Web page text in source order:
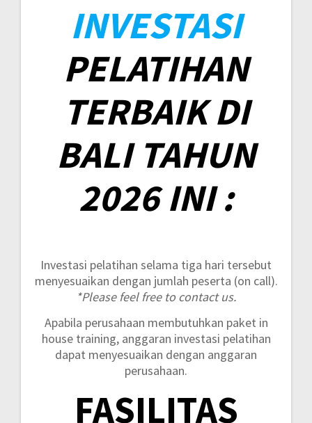
INVESTASI
PELATIHAN
TERBAIK DI
BALI TAHUN
2026 INI :
Investasi pelatihan selama tiga hari tersebut
menyesuaikan dengan jumlah peserta (on call).
*Please feel free to contact us.
Apabila perusahaan membutuhkan paket in
house training, anggaran investasi pelatihan
dapat menyesuaikan dengan anggaran
perusahaan.
FASILITAS